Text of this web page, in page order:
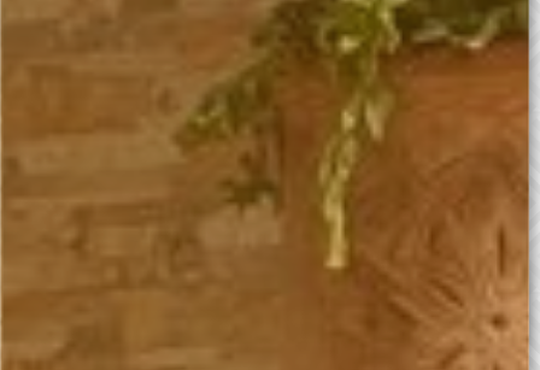
Progamme Adult
15 ans et plus